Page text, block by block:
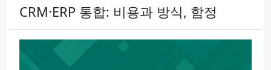
CRM·ERP 통합: 비용과 방식, 함정